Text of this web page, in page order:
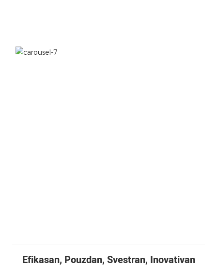
Efikasan, Pouzdan, Svestran, Inovativan